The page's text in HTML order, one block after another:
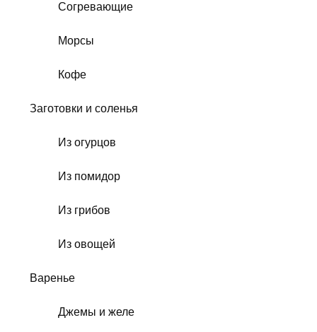
Согревающие
Морсы
Кофе
Заготовки и соленья
Из огурцов
Из помидор
Из грибов
Из овощей
Варенье
Джемы и желе